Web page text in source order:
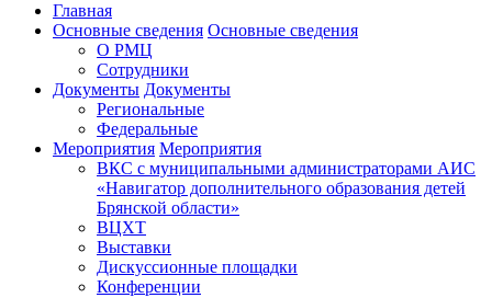
Главная
Основные сведения Основные сведения
О РМЦ
Сотрудники
Документы Документы
Региональные
Федеральные
Мероприятия Мероприятия
ВКС с муниципальными администраторами АИС
«Навигатор дополнительного образования детей
Брянской области»
ВЦХТ
Выставки
Дискуссионные площадки
Конференции